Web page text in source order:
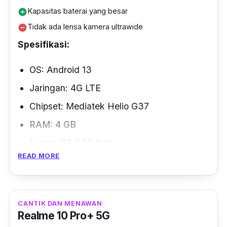
mampu melibas segala rintangan
pengoperasian aplikasi.
add_circleKapasitas baterai yang besar
remove_circleTidak ada lensa kamera ultrawide
Spesifikasi:
OS: Android 13
Jaringan: 4G LTE
Chipset: Mediatek Helio G37
RAM: 4 GB
Layar: IPS 6.82 Inch
Baterai: 6000 mAh
Seri Hot dari Infinix selalu laris di pasaran
karena bisa didapatkan dengan harga murah
READ MORE
CANTIK DAN MENAWAN
Realme 10 Pro+ 5G